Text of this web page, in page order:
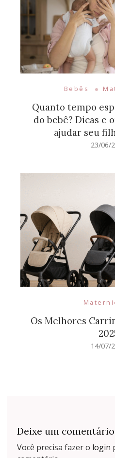
Bebês
Quanto tempo
do bebê? Dicas e
ajudar seu
23/06/
Os Melhores
14/07/
Deixe um comentário
Você precisa fazer o login